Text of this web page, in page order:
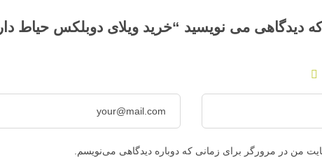
دیدگاهی می نویسید “خرید ویلای دوبلکس حیاط دار
من در مرورگر برای زمانی که دوباره دیدگاهی می‌نویسم.